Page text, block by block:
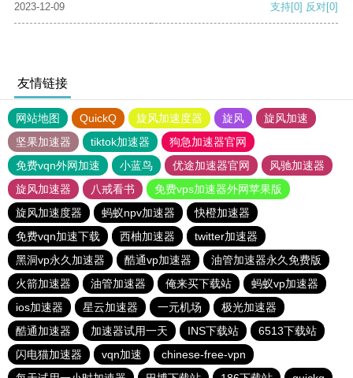
2023-12-09 支持[0] 反对[0]
友情链接
网站地图 QuickQ 旋风加速度器 旋风
旋风加速
坚果加速器
tiktok加速器
狗急加速器官网
免费vqn外网加速
小蓝鸟 优途加速器官网
风驰加速器
旋风加速器
八戒看书
免费vps加速器外网苹果版
旋风加速度器
蚂蚁npv加速器
快橙加速器
免费vqn加速下载
西柚加速器
twitter加速器
黑洞vp永久加速器
酷通vp加速器
油管加速器永久免费版
火箭加速器
油管加速器 俺来买下载站
蚂蚁vp加速器
ios加速器
星云加速器 一元机场
极光加速器
酷通加速器
加速器试用一天 INS下载站
6513下载站
闪电猫加速器
vqn加速
chinese-free-vpn